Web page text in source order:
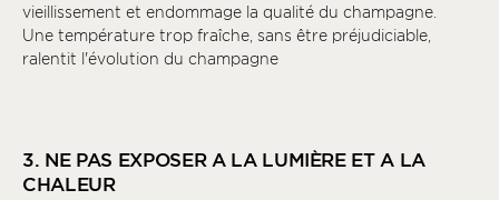
vieillissement et endommage la qualité du champagne.
Une température trop fraîche, sans être préjudiciable,
ralentit l'évolution du champagne
3. NE PAS EXPOSER A LA LUMIÈRE ET A LA
CHALEUR